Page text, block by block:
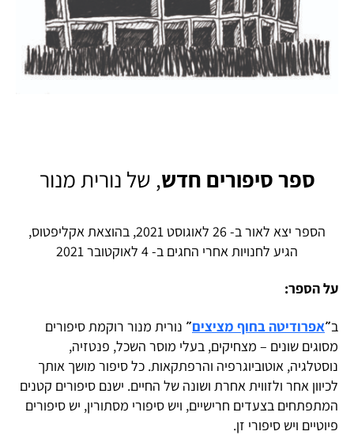
ספר סיפורים חדש, של נורית מנור
הספר יצא לאור ב- 26 לאוגוסט 2021, בהוצאת אקליפטוס,
הגיע לחנויות אחרי החגים ב- 4 לאוקטובר 2021
על הספר:
ב״אפרודיטה בחוף מציצים״ נורית מנור רוקמת סיפורים
מסוגים שונים – מצחיקים, בעלי מוסר השכל, פנטזיה,
נוסטלגיה, אוטוביוגרפיה והרפתקאות. כל סיפור מושך אותך
לכיוון אחר ולזווית אחרת ושונה של החיים. ישנם סיפורים קטנים
המתפתחים בצעדים חרישיים, ויש סיפורי מסתורין, יש סיפורים
פיוטיים ויש סיפורי זן.